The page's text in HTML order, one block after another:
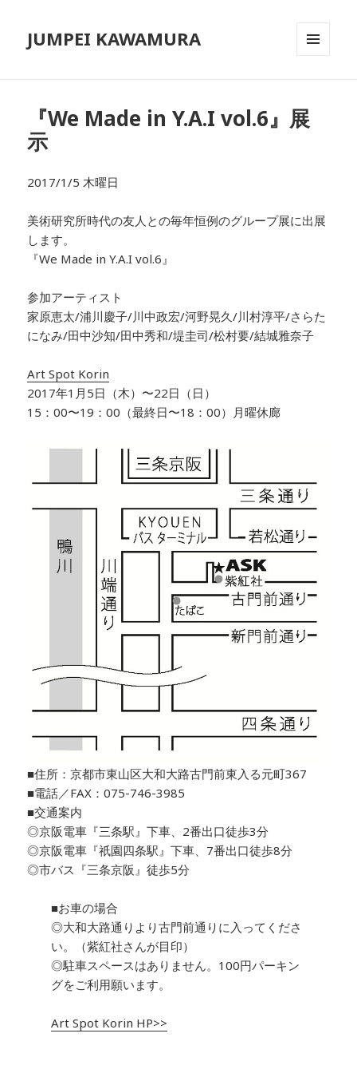
JUMPEI KAWAMURA
ット
『We Made in Y.A.I vol.6』展
示
2017/1/5 木曜日
美術研究所時代の友人との毎年恒例のグループ展に出展
します。
『We Made in Y.A.I vol.6』
参加アーティスト
家原恵太/浦川慶子/川中政宏/河野晃久/川村淳平/さらた
になみ/田中沙知/田中秀和/堤圭司/松村要/結城雅奈子
Art Spot Korin
2017年1月5日（木）〜22日（日）
15：00〜19：00（最終日〜18：00）月曜休廊
■住所：京都市東山区大和大路古門前東入る元町367
■電話／FAX：075-746-3985
■交通案内
◎京阪電車『三条駅』下車、2番出口徒歩3分
◎京阪電車『祇園四条駅』下車、7番出口徒歩8分
◎市バス『三条京阪』徒歩5分
■お車の場合
◎大和大路通りより古門前通りに入ってくださ
い。（紫紅社さんが目印）
◎駐車スペースはありません。100円パーキン
グをご利用願います。
Art Spot Korin HP>>